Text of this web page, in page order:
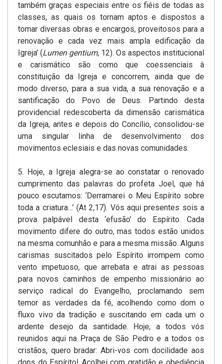
também graças especiais entre os fiéis de todas as
classes, as quais os tornam aptos e dispostos a
tomar diversas obras e encargos, proveitosos para a
renovação e cada vez mais ampla edificação da
Igreja’ (Lumen gentium, 12). Os aspectos institucional
e carismático são como que coessenciais à
constituição da Igreja e concorrem, ainda que de
modo diverso, para a sua vida, a sua renovação e a
santificação do Povo de Deus. Partindo desta
providencial redescoberta da dimensão carismática
da Igreja, antes e depois do Concílio, consolidou-se
uma singular linha de desenvolvimento dos
movimentos eclesiais e das novas comunidades.
5. Hoje, a Igreja alegra-se ao constatar o renovado
cumprimento das palavras do profeta Joel, que há
pouco escutamos: ‘Derramarei o Meu Espírito sobre
toda a criatura…’ (At 2,17). Vós aqui presentes sois a
prova palpável desta ‘efusão’ do Espírito. Cada
movimento difere do outro, mas todos estão unidos
na mesma comunhão e para a mesma missão. Alguns
carismas suscitados pelo Espírito irrompem como
vento impetuoso, que arrebata e atrai as pessoas
para novos caminhos de empenho missionário ao
serviço radical do Evangelho, proclamando sem
temor as verdades da fé, acolhendo como dom o
fluxo vivo da tradição e suscitando em cada um o
ardente desejo da santidade. Hoje, a todos vós
reunidos aqui na Praça de São Pedro e a todos os
cristãos, quero bradar: Abri-vos com docilidade aos